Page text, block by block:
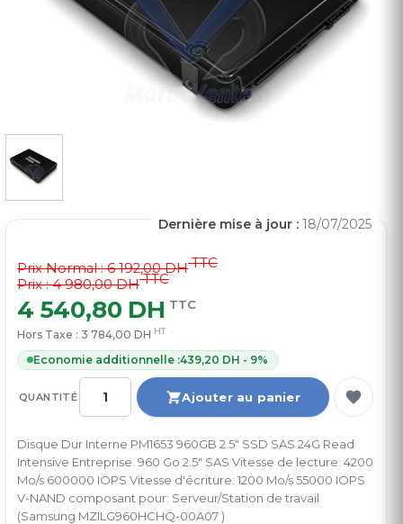
QUANTITÉ Ajouter au panier
Prix Normal :6 192,00 DHTTC
Prix : 4 980,00 DHTTC
4 540,80 DH TTC
Hors Taxe : 3 784,00 DH HT
Economie additionnelle :439,20 DH - 9%
Disque Dur Interne PM1653 960GB 2.5" SSD SAS 24G Read
Intensive Entreprise. 960 Go 2.5" SAS Vitesse de lecture: 4200
Mo/s 600000 IOPS Vitesse d'écriture: 1200 Mo/s 55000 IOPS
V-NAND composant pour: Serveur/Station de travail
(Samsung MZILG960HCHQ-00A07 )
Dernière mise à jour : 18/07/2025